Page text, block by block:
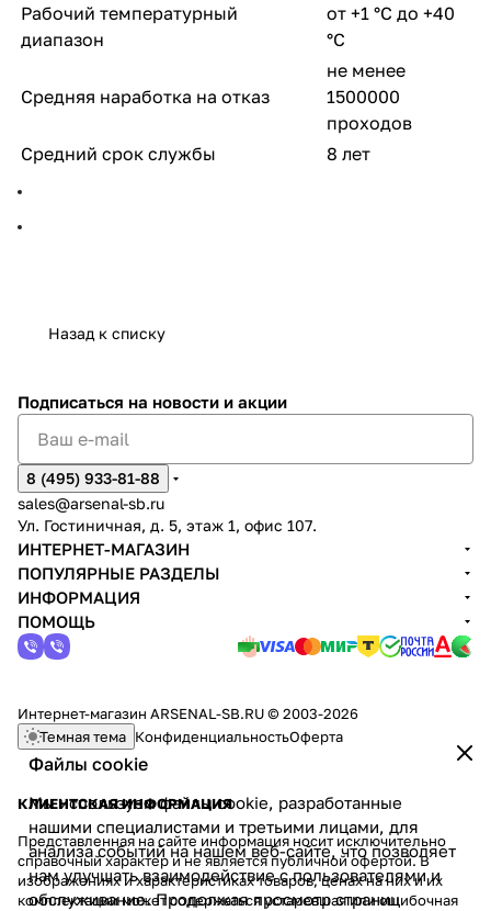
Рабочий температурный
диапазон
от +1 °C до +40
°C
Средняя наработка на отказ
не менее
1500000
проходов
Средний срок службы
8 лет
Назад к списку
Файлы cookie
Мы используем файлы cookie, разработанные
нашими специалистами и третьими лицами, для
анализа событий на нашем веб-сайте, что позволяет
нам улучшать взаимодействие с пользователями и
обслуживание. Продолжая просмотр страниц
Подписаться на новости и акции
8 (495) 933-81-88
sales@arsenal-sb.ru
Ул. Гостиничная, д. 5, этаж 1, офис 107.
ИНТЕРНЕТ-МАГАЗИН
ПОПУЛЯРНЫЕ РАЗДЕЛЫ
ИНФОРМАЦИЯ
ПОМОЩЬ
Интернет-магазин ARSENAL-SB.RU © 2003-2026
Темная тема КонфиденциальностьОферта
КЛИЕНТСКАЯ ИНФОРМАЦИЯ
Представленная на сайте информация носит исключительно
справочный характер и не является публичной офертой. В
изображениях и характеристиках товаров, ценах на них и их
комплектации может содержаться устаревшая или ошибочная